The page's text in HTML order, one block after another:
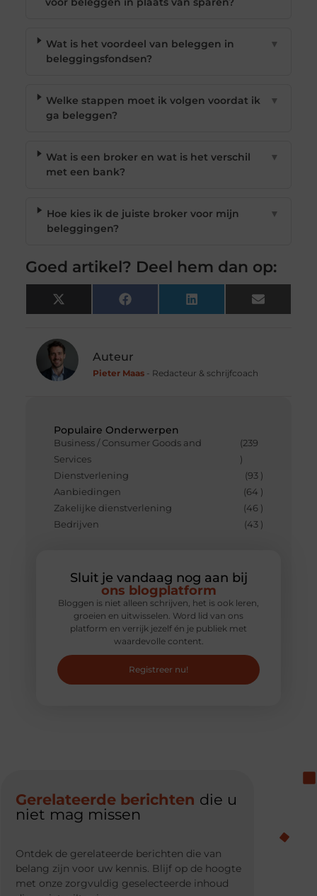
Populaire Onderwerpen
Business / Consumer Goods and
Services
(239
)
Dienstverlening
(93 )
Aanbiedingen
(64 )
Zakelijke dienstverlening
(46 )
Bedrijven
(43 )
Sluit je vandaag nog aan bij
ons blogplatform
Bloggen is niet alleen schrijven, het is ook leren,
groeien en uitwisselen. Word lid van ons
platform en verrijk jezelf én je publiek met
waardevolle content.
Registreer nu!
Wat is het voordeel van beleggen in
beleggingsfondsen?
▼
Welke stappen moet ik volgen voordat ik
ga beleggen?
▼
Wat is een broker en wat is het verschil
met een bank?
▼
Hoe kies ik de juiste broker voor mijn
beleggingen?
▼
Goed artikel? Deel hem dan op:
X
(Twitter)
Facebook LinkedIn Email
Auteur
Pieter Maas- Redacteur & schrijfcoach
Gerelateerde berichten die u
niet mag missen
Ontdek de gerelateerde berichten die van
belang zijn voor uw kennis. Blijf op de hoogte
met onze zorgvuldig geselecteerde inhoud